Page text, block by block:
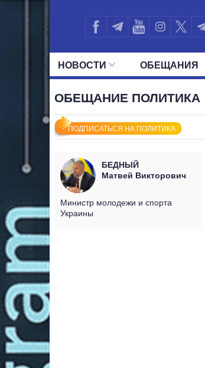
НОВОСТИ ОБЕЩАНИЯ
ОБЕЩАНИЕ ПОЛИТИКА
ПОДПИСАТЬСЯ НА ПОЛИТИКА
БЕДНЫЙ
Матвей Викторович
Министр молодежи и спорта
Украины